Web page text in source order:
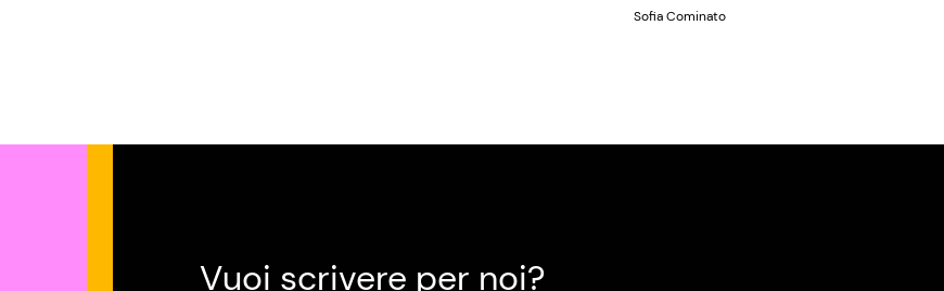
Sofia Cominato
Vuoi scrivere per noi?